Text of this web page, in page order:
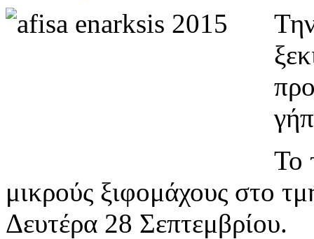
Το
μικρούς ξιφομάχους στο
Δευτέρα 28 Σεπτεμβρίου.